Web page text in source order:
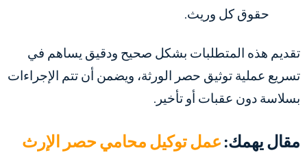
حقوق كل وريث.
تقديم هذه المتطلبات بشكل صحيح ودقيق يساهم في
تسريع عملية توثيق حصر الورثة، ويضمن أن تتم الإجراءات
بسلاسة دون عقبات أو تأخير.
مقال يهمك: عمل توكيل محامي حصر الإرث